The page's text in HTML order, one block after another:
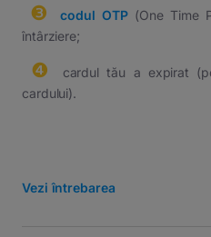
❸ ⠀codul OTP (One Time
întârziere;
❹
⠀cardul tău a expirat
cardului).
Vezi întrebarea